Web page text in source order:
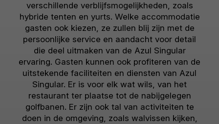
verschillende verblijfsmogelijkheden, zoals
hybride tenten en yurts. Welke accommodatie
gasten ook kiezen, ze zullen blij zijn met de
persoonlijke service en aandacht voor detail
die deel uitmaken van de Azul Singular
ervaring. Gasten kunnen ook profiteren van de
uitstekende faciliteiten en diensten van Azul
Singular. Er is voor elk wat wils, van het
restaurant ter plaatse tot de nabijgelegen
golfbanen. Er zijn ook tal van activiteiten te
doen in de omgeving, zoals walvissen kijken,